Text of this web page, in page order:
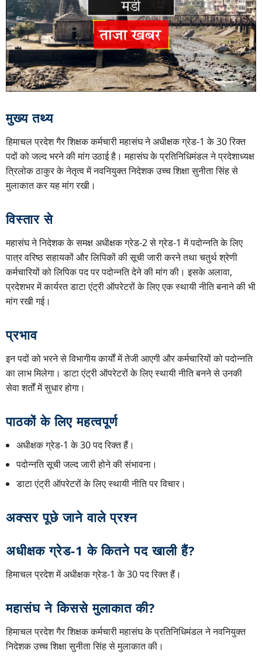
मुख्य तथ्य
हिमाचल प्रदेश गैर शिक्षक कर्मचारी महासंघ ने अधीक्षक ग्रेड-1 के 30 रिक्त
पदों को जल्द भरने की मांग उठाई है। महासंघ के प्रतिनिधिमंडल ने प्रदेशाध्यक्ष
त्रिलोक ठाकुर के नेतृत्व में नवनियुक्त निदेशक उच्च शिक्षा सुनीता सिंह से
मुलाकात कर यह मांग रखी।
विस्तार से
महासंघ ने निदेशक के समक्ष अधीक्षक ग्रेड-2 से ग्रेड-1 में पदोन्नति के लिए
पात्र वरिष्ठ सहायकों और लिपिकों की सूची जारी करने तथा चतुर्थ श्रेणी
कर्मचारियों को लिपिक पद पर पदोन्नति देने की मांग की। इसके अलावा,
प्रदेशभर में कार्यरत डाटा एंट्री ऑपरेटरों के लिए एक स्थायी नीति बनाने की भी
मांग रखी गई।
प्रभाव
इन पदों को भरने से विभागीय कार्यों में तेजी आएगी और कर्मचारियों को पदोन्नति
का लाभ मिलेगा। डाटा एंट्री ऑपरेटरों के लिए स्थायी नीति बनने से उनकी
सेवा शर्तों में सुधार होगा।
पाठकों के लिए महत्वपूर्ण
अधीक्षक ग्रेड-1 के 30 पद रिक्त हैं।
पदोन्नति सूची जल्द जारी होने की संभावना।
डाटा एंट्री ऑपरेटरों के लिए स्थायी नीति पर विचार।
अक्सर पूछे जाने वाले प्रश्न
अधीक्षक ग्रेड-1 के कितने पद खाली हैं?
हिमाचल प्रदेश में अधीक्षक ग्रेड-1 के 30 पद रिक्त हैं।
महासंघ ने किससे मुलाकात की?
हिमाचल प्रदेश गैर शिक्षक कर्मचारी महासंघ के प्रतिनिधिमंडल ने नवनियुक्त
निदेशक उच्च शिक्षा सुनीता सिंह से मुलाकात की।